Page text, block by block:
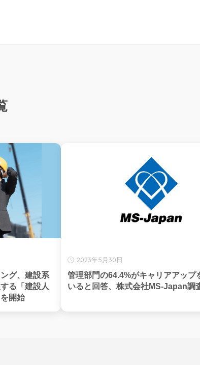
照らすメディア
グ、建設系
る「建設人
開始
2023年5月30日
管理部門の64.4%がキャリアアップ
いると回答、株式会社MS-Japan調